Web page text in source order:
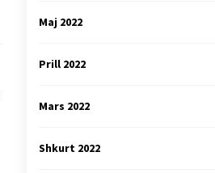
Maj 2022
Prill 2022
Mars 2022
Shkurt 2022